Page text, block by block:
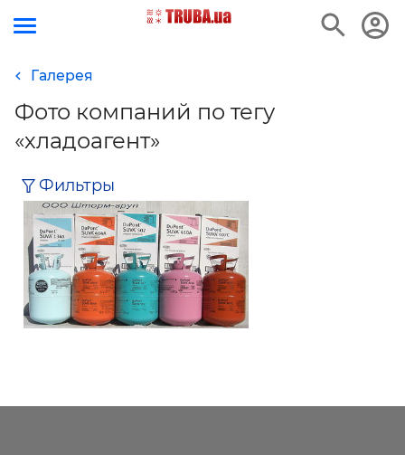
Галерея
Фото компаний по тегу
«хладоагент»
Фильтры